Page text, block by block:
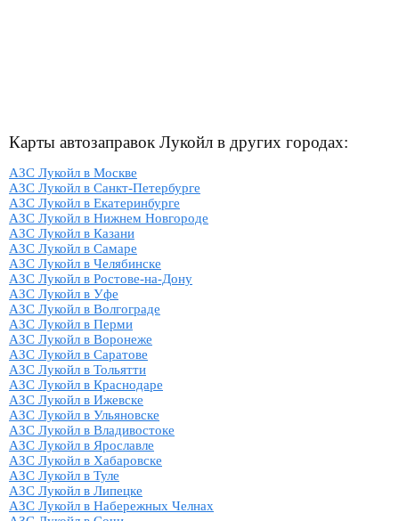
Карты автозаправок Лукойл в других городах:
АЗС Лукойл в Москве
АЗС Лукойл в Санкт-Петербурге
АЗС Лукойл в Екатеринбурге
АЗС Лукойл в Нижнем Новгороде
АЗС Лукойл в Казани
АЗС Лукойл в Самаре
АЗС Лукойл в Челябинске
АЗС Лукойл в Ростове-на-Дону
АЗС Лукойл в Уфе
АЗС Лукойл в Волгограде
АЗС Лукойл в Перми
АЗС Лукойл в Воронеже
АЗС Лукойл в Саратове
АЗС Лукойл в Тольятти
АЗС Лукойл в Краснодаре
АЗС Лукойл в Ижевске
АЗС Лукойл в Ульяновске
АЗС Лукойл в Владивостоке
АЗС Лукойл в Ярославле
АЗС Лукойл в Хабаровске
АЗС Лукойл в Туле
АЗС Лукойл в Липецке
АЗС Лукойл в Набережных Челнах